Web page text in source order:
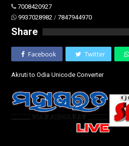
7008420927
9937028982 / 7847944970
Share
Facebook Twitter
Akruti to Odia Unicode Converter